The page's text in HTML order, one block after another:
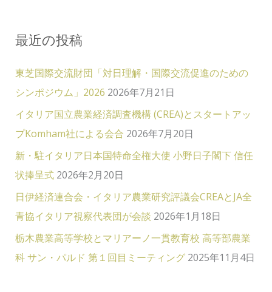
最近の投稿
東芝国際交流財団「対日理解・国際交流促進のための
シンポジウム」2026 2026年7月21日
イタリア国立農業経済調査機構 (CREA)とスタートアッ
プKomham社による会合 2026年7月20日
新・駐イタリア日本国特命全権大使 小野日子閣下 信任
状捧呈式 2026年2月20日
日伊経済連合会・イタリア農業研究評議会CREAとJA全
青協イタリア視察代表団が会談 2026年1月18日
栃木農業高等学校とマリアーノ一貫教育校 高等部農業
科 サン・パルド 第１回目ミーティング 2025年11月4日